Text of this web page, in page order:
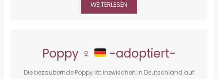
WEITERLESEN
Poppy ♀ -adoptiert-
Die bezaubernde Poppy ist inzwischen in Deutschland auf